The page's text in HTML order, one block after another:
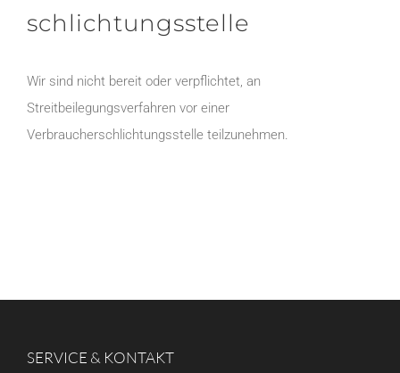
schlichtungs­stelle
Wir sind nicht bereit oder verpflichtet, an
Streitbeilegungsverfahren vor einer
Verbraucherschlichtungsstelle teilzunehmen.
SERVICE & KONTAKT